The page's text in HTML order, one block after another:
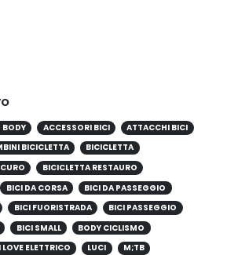
BODY ACCESSORI BICI
ATTACCHI BICI
BICICLETTA
BICICLETTA
BICICLETTA RESTAURO
BICI DA CORSA
BICI DA PASSEGGIO
BICI FUORISTRADA
BICI PASSEGGIO
BICI SMALL
BODY CICLISMO
I LOVE ELETTRICO LUCI
M;TB